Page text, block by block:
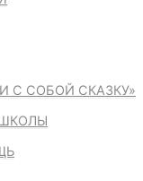
С СОБОЙ СКАЗКУ»